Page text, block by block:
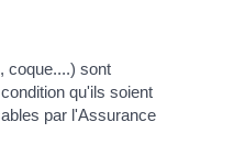
coque....) sont
qu'ils soient
par l'Assurance